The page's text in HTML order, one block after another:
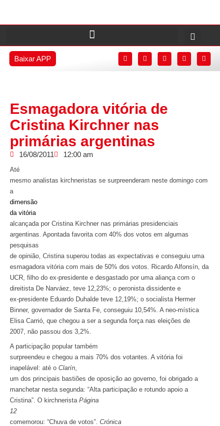
Baixar APP
Esmagadora vitória de
Cristina Kirchner nas
primárias argentinas
16/08/2011 12:00 am
Até
mesmo analistas kirchneristas se surpreenderam neste domingo com
a
dimensão
da vitória
alcançada por Cristina Kirchner nas primárias presidenciais
argentinas. Apontada favorita com 40% dos votos em algumas
pesquisas
de opinião, Cristina superou todas as expectativas e conseguiu uma
esmagadora vitória com mais de 50% dos votos. Ricardo Alfonsín, da
UCR, filho do ex-presidente e desgastado por uma aliança com o
direitista De Narváez, teve 12,23%; o peronista dissidente e
ex-presidente Eduardo Duhalde teve 12,19%; o socialista Hermer
Binner, governador de Santa Fe, conseguiu 10,54%. A neo-mística
Elisa Carrió, que chegou a ser a segunda força nas eleições de
2007, não passou dos 3,2%.
A participação popular também
surpreendeu e chegou a mais 70% dos votantes. A vitória foi
inapelável: até o Clarín
um dos principais bastiões de oposição ao governo, foi obrigado a
manchetar nesta segunda: “Alta participação e rotundo apoio a
Cristina”. O kirchnerista Página
12
comemorou: “Chuva de votos”. Crónica